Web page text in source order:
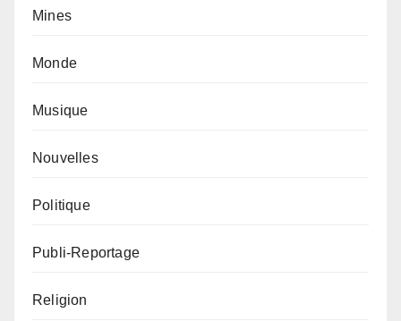
Mines
Monde
Musique
Nouvelles
Politique
Publi-Reportage
Religion